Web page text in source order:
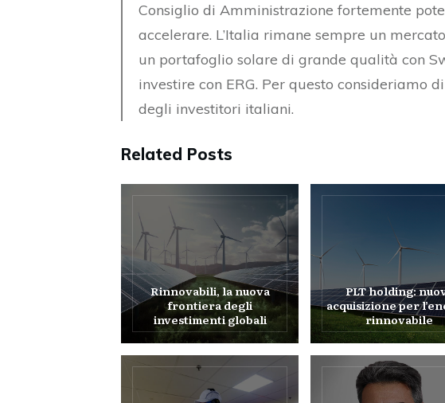
Consiglio di Amministrazione fortemente
accelerare. L’Italia rimane sempre un
un portafoglio solare di grande qualità con
investire con ERG. Per questo consideriamo
degli investitori italiani.
Related Posts
Rinnovabili, la nuova
frontiera degli
investimenti globali
PLT holding:
acquisizione per
rinnovabile